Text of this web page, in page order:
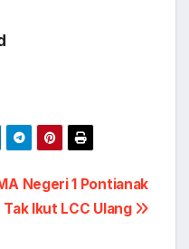
Negeri 1 Pontianak
Tak Ikut LCC Ulang